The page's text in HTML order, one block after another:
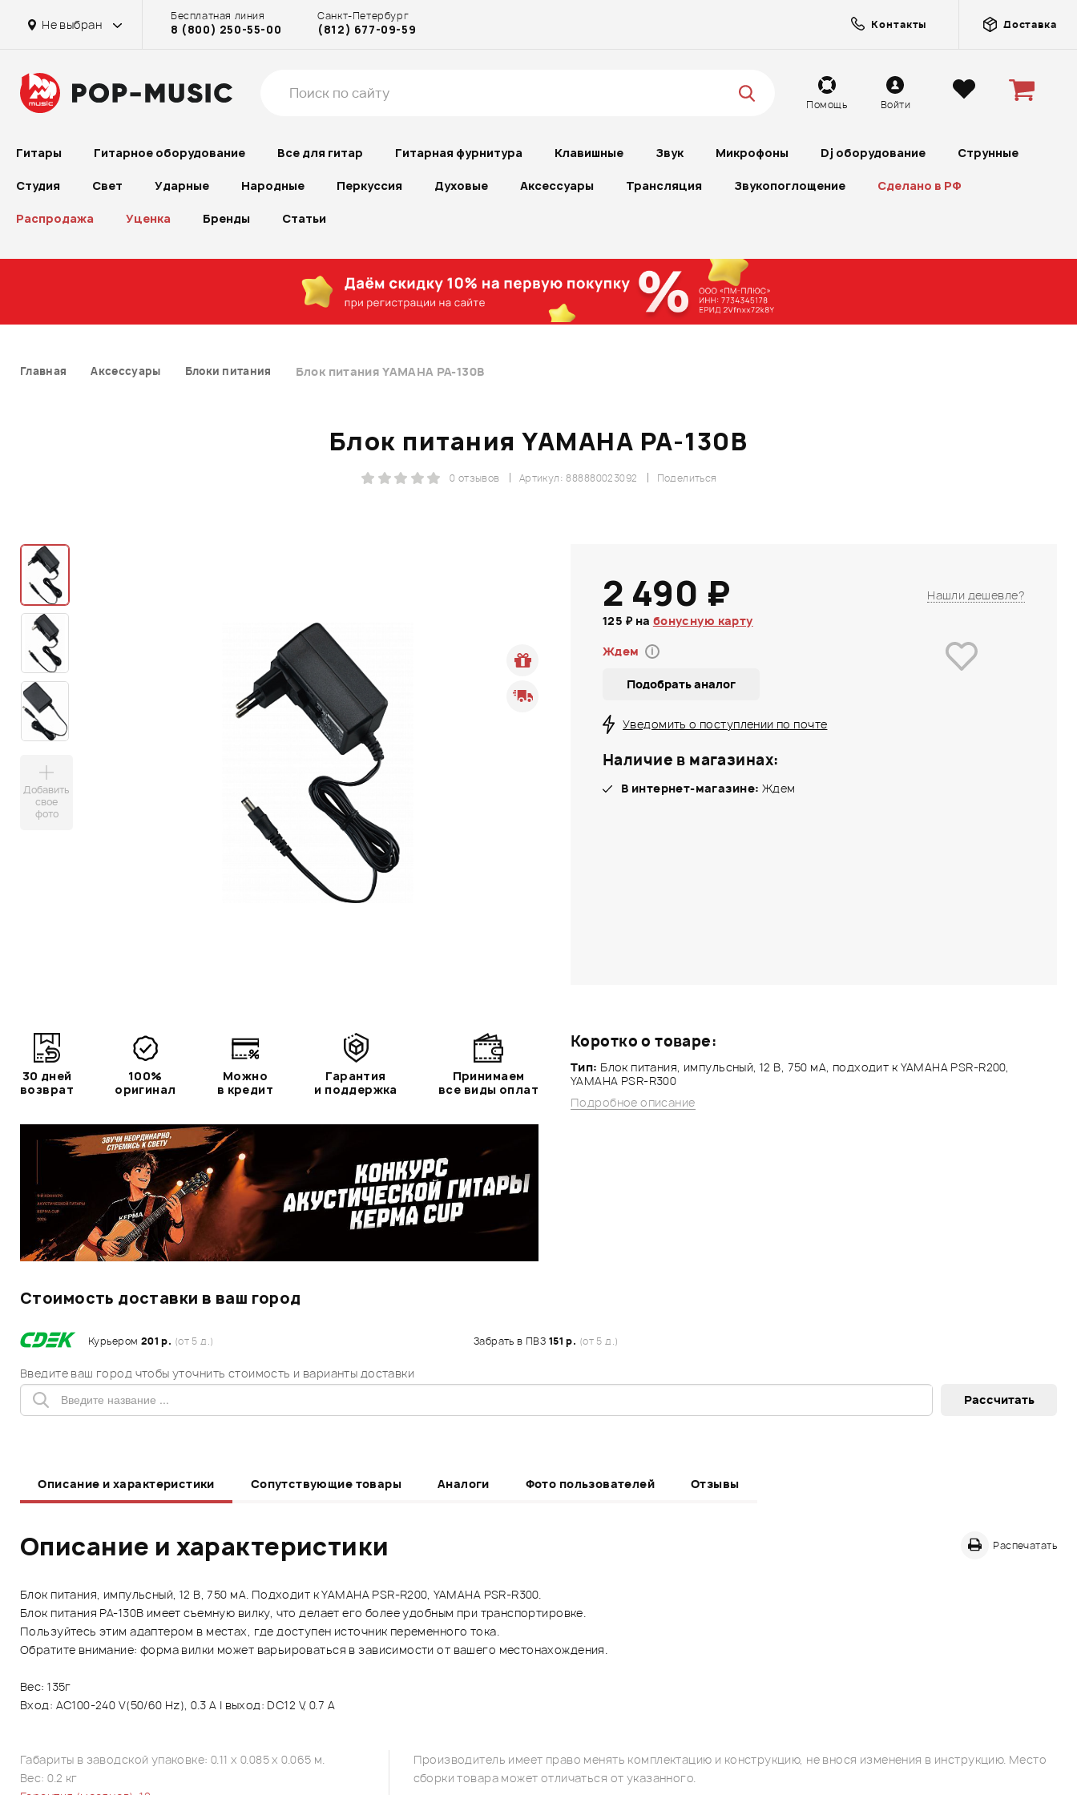
Не выбран
Бесплатная линия
8 (800) 250-55-00
Санкт-Петербург
(812) 677-09-59 Контакты Доставка
Помощь Войти
Гитары Гитарное оборудование Все для гитар Гитарная фурнитура Клавишные Звук Микрофоны Dj оборудование Струнные
Студия Свет Ударные Народные Перкуссия Духовые Аксессуары Трансляция Звукопоглощение Сделано в РФ
Распродажа Уценка Бренды Статьи
Главная Аксессуары Блоки питания Блок питания YAMAHA PA-130B
Блок питания YAMAHA PA-130B
Поделиться
Артикул: 888880023092
0 отзывов
Добавить
свое
фото
Коротко о товаре:
Тип: Блок питания, импульсный, 12 В, 750 мА, подходит к YAMAHA PSR-R200,
YAMAHA PSR-R300
Подробное описание
2 490 ₽
125 ₽ на бонусную карту
Нашли дешевле?
Ждем i
Подобрать аналог
Уведомить о поступлении по почте
Наличие в магазинах:
В интернет-магазине: Ждем
30 дней
возврат
100%
оригинал
Можно
в кредит
Гарантия
и поддержка
Принимаем
все виды оплат
Стоимость доставки в ваш город
Курьером 201 р. (от 5 д.) Забрать в ПВЗ 151 р. (от 5 д.)
Введите ваш город чтобы уточнить стоимость и варианты доставки
Описание и характеристики Сопутствующие товары Аналоги Фото пользователей Отзывы
Описание и характеристики Распечатать
Блок питания, импульсный, 12 В, 750 мА. Подходит к YAMAHA PSR-R200, YAMAHA PSR-R300.
Блок питания PA-130B имеет съемную вилку, что делает его более удобным при транспортировке.
Пользуйтесь этим адаптером в местах, где доступен источник переменного тока.
Обратите внимание: форма вилки может варьироваться в зависимости от вашего местонахождения.
Вес: 135г
Вход: AC100-240 V(50/60 Hz), 0.3 A | выход: DC12 V, 0.7 A
Габариты в заводской упаковке: 0.11 x 0.085 x 0.065 м.
Вес: 0.2 кг
Производитель имеет право менять комплектацию и конструкцию, не внося изменения в инструкцию. Место
сборки товара может отличаться от указанного.